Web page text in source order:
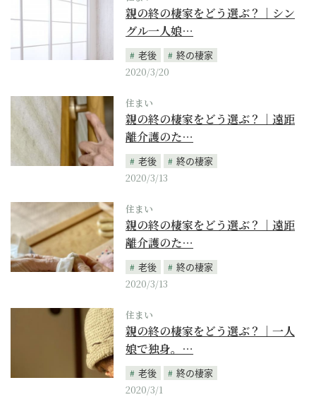
親の終の棲家をどう選ぶ？｜シン
グル一人娘…
老後
終の棲家
2020/3/20
住まい
親の終の棲家をどう選ぶ？｜遠距
離介護のた…
老後
終の棲家
2020/3/13
住まい
親の終の棲家をどう選ぶ？｜遠距
離介護のた…
老後
終の棲家
2020/3/13
住まい
親の終の棲家をどう選ぶ？｜一人
娘で独身。…
老後
終の棲家
2020/3/1